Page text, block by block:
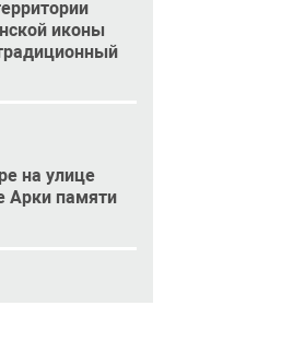
иконы
на улице
Арки памяти